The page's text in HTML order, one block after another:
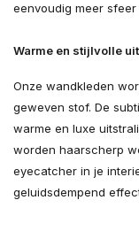
eenvoudig meer sfeer
Warme en stijlvolle
Onze wandkleden
geweven stof. De
warme en luxe
worden haarscherp
eyecatcher in je
geluidsdempend